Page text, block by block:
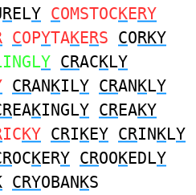
RELY COMSTOCKERY
COPYTAKERS CORKY
Y CRACKLY
CRANKILY CRANKLY
EAKINGLY CREAKY
ICKY CRIKEY CRINKLY
OCKERY CROOKEDLY
CRYOBANKS